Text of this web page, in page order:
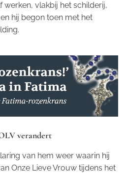
werken, vlakbij het schilderij,
hij begon toen met het
verandert
van hem weer waarin hij
Onze Lieve Vrouw tijdens het